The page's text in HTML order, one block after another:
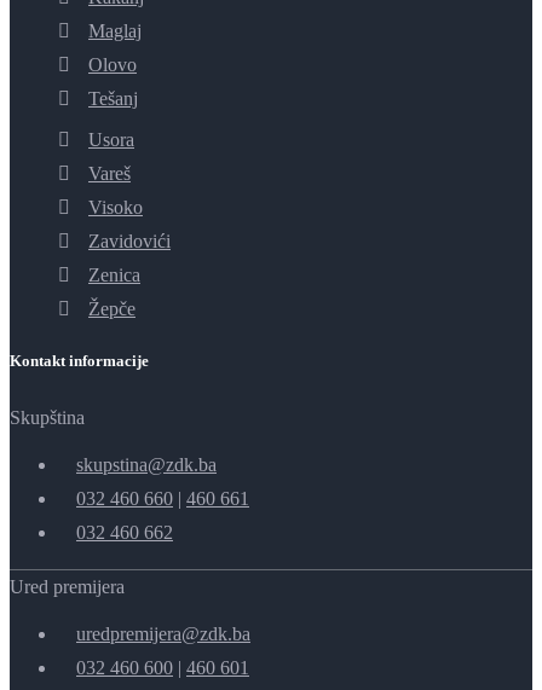
Maglaj
Olovo
Tešanj
Usora
Vareš
Visoko
Zavidovići
Zenica
Žepče
Kontakt informacije
Skupština
skupstina@zdk.ba
032 460 660 | 460 661
032 460 662
Ured premijera
uredpremijera@zdk.ba
032 460 600 | 460 601